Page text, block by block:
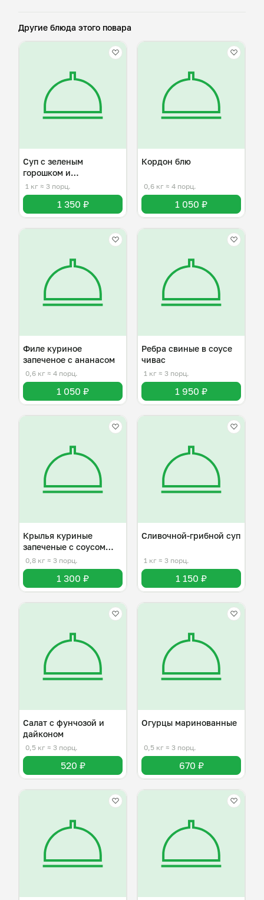
Другие блюда этого повара
Суп с зеленым
горошком и
копченостями
1 кг ≈ 3 порц.
1 350 ₽
Кордон блю
0,6 кг ≈ 4 порц.
1 050 ₽
Филе куриное
запеченое с ананасом
0,6 кг ≈ 4 порц.
1 050 ₽
Ребра свиные в соусе
чивас
1 кг ≈ 3 порц.
1 950 ₽
Крылья куриные
запеченые с соусом
терияки
0,8 кг ≈ 3 порц.
1 300 ₽
Сливочной-грибной суп
1 кг ≈ 3 порц.
1 150 ₽
Салат с фунчозой и
дайконом
0,5 кг ≈ 3 порц.
520 ₽
Огурцы маринованные
0,5 кг ≈ 3 порц.
670 ₽